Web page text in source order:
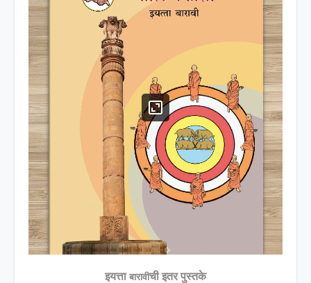
इयत्ता बारावीची इतर पुस्तके